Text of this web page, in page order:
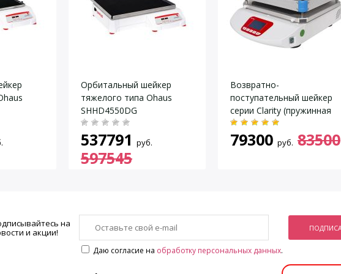
x 420 mm
Орбитальный шейкер
тяжелого типа Ohaus
SHHD4550DG
537791 руб.
597545
Возвратно-
поступательный шейкер
серии Clarity (пружинная
платформа)
79300 руб. 83500
на
и акции!
Даю согласие на обработку персональных данных.